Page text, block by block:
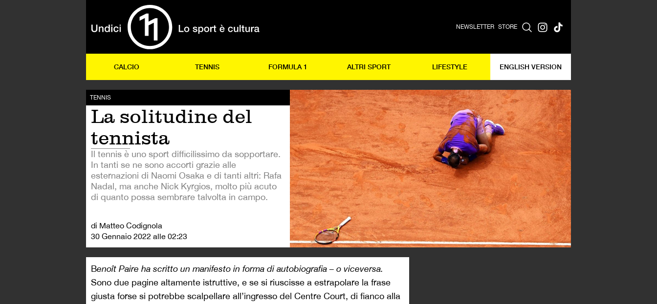
NEWSLETTER STORE
CALCIO TENNIS FORMULA 1 ALTRI SPORT LIFESTYLE ENGLISH VERSION
TENNIS
La solitudine del
tennista
Il tennis è uno sport difficilissimo da sopportare.
In tanti se ne sono accorti grazie alle
esternazioni di Naomi Osaka e di tanti altri: Rafa
Nadal, ma anche Nick Kyrgios, molto più acuto
di quanto possa sembrare talvolta in campo.
di Matteo Codignola
30 Gennaio 2022 alle 02:23
Benoît Paire ha scritto un manifesto in forma di autobiografia – o viceversa.
Sono due pagine altamente istruttive, e se si riuscisse a estrapolare la frase
giusta forse si potrebbe scalpellare all’ingresso del Centre Court, di fianco alla